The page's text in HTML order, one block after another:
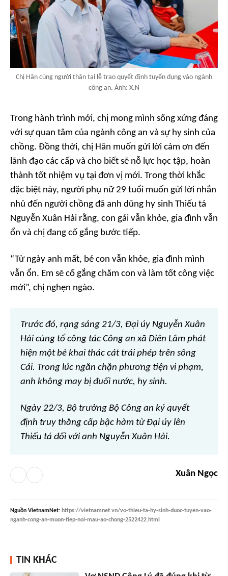
Chị Hân cùng người thân tại lễ trao quyết định tuyển dụng vào ngành
công an. Ảnh: X.N
Trong hành trình mới, chị mong mình sống xứng đáng
với sự quan tâm của ngành công an và sự hy sinh của
chồng. Đồng thời, chị Hân muốn gửi lời cảm ơn đến
lãnh đạo các cấp và cho biết sẽ nỗ lực học tập, hoàn
thành tốt nhiệm vụ tại đơn vị mới. Trong thời khắc
đặc biệt này, người phụ nữ 29 tuổi muốn gửi lời nhắn
nhủ đến người chồng đã anh dũng hy sinh Thiếu tá
Nguyễn Xuân Hải rằng, con gái vẫn khỏe, gia đình vẫn
ổn và chị đang cố gắng bước tiếp.
“Từ ngày anh mất, bé con vẫn khỏe, gia đình mình
vẫn ổn. Em sẽ cố gắng chăm con và làm tốt công việc
mới”, chị nghẹn ngào.
Trước đó, rạng sáng 21/3, Đại úy Nguyễn Xuân
Hải cùng tổ công tác Công an xã Diên Lâm phát
hiện một bè khai thác cát trái phép trên sông
Cái. Trong lúc ngăn chặn phương tiện vi phạm,
anh không may bị đuối nước, hy sinh.
Ngày 22/3, Bộ trưởng Bộ Công an ký quyết
định truy thăng cấp bậc hàm từ Đại úy lên
Thiếu tá đối với anh Nguyễn Xuân Hải.
Xuân Ngọc
Nguồn VietnamNet: https://vietnamnet.vn/vo-thieu-ta-hy-sinh-duoc-tuyen-vao-
nganh-cong-an-muon-tiep-noi-mau-ao-chong-2522422.html
TIN KHÁC